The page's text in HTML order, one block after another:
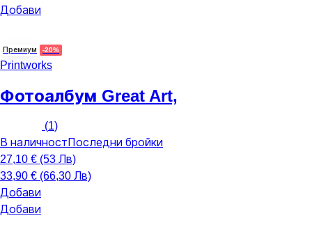
Добави
Премиум -20%
Printworks
Фотоалбум Great Art,
(1)
В наличност Последни бройки
27,10 € (53 Лв)
33,90 € (66,30 Лв)
Добави
Добави